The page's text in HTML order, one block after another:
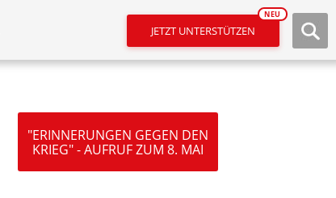
JETZT UNTERSTÜTZEN
NEU
"ERINNERUNGEN GEGEN DEN
KRIEG" - AUFRUF ZUM 8. MAI